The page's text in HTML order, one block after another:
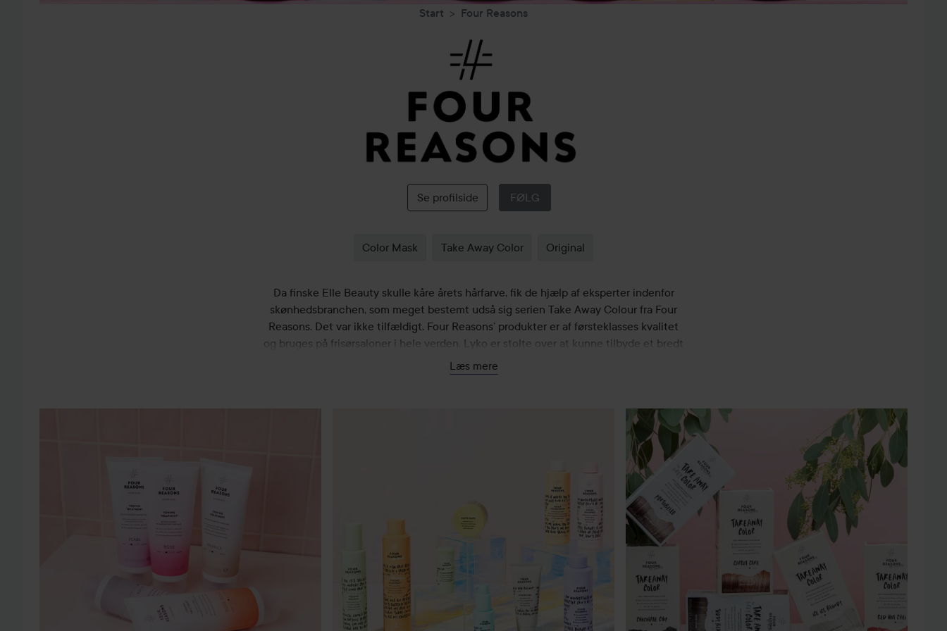
Start Four Reasons
Four
Reasons
Se profilside FØLG
Color Mask Take Away Color Original
Da finske Elle Beauty skulle kåre årets hårfarve, fik de hjælp af eksperter indenfor
skønhedsbranchen, som meget bestemt udså sig serien Take Away Colour fra Four
Reasons. Det var ikke tilfældigt. Four Reasons’ produkter er af førsteklasses kvalitet
og bruges på frisørsaloner i hele verden. Lyko er stolte over at kunne tilbyde et bredt
udvalg af produkter fra det engelske firma. Her finder du alt fra den populære serie
med hårfarver til balsam, shampoo og cremer til reparation af slidt hår. Four Reasons’
Læs mere